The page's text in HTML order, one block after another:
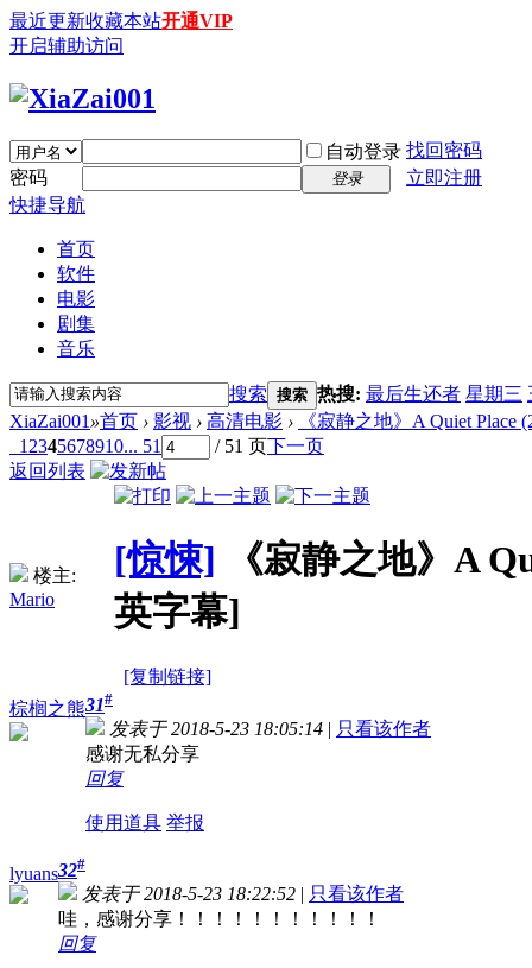
最近更新收藏本站开通VIP
开启辅助访问
自动登录 找回密码
密码
登录
立即注册
快捷导航
首页
软件
电影
剧集
音乐
搜索 搜索 热搜: 最后生还者 星期三
XiaZai001 »首页 › 影视 › 高清电影 ›
《寂静之地》A Quiet Place
1 2345678910... 51 / 51 页下一页
返回列表
楼主:
Mario
[惊悚]
《寂静之地》A
英字幕]
[复制链接]
棕榈之熊31#
发表于 2018-5-23 18:05:14 | 只看该作者
感谢无私分享
回复
使用道具 举报
lyuans32#
发表于 2018-5-23 18:22:52 | 只看该作者
哇，感谢分享！！！！！！！！！！！
回复